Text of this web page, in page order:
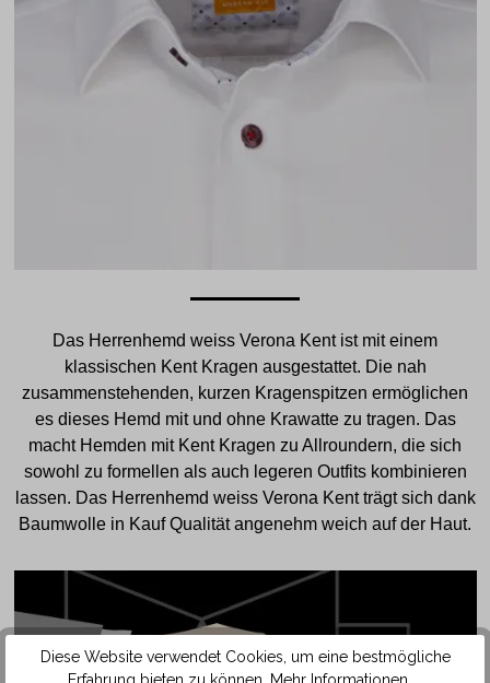
Das Herrenhemd weiss Verona Kent ist mit einem
klassischen Kent Kragen ausgestattet. Die nah
zusammenstehenden, kurzen Kragenspitzen ermöglichen
es dieses Hemd mit und ohne Krawatte zu tragen. Das
macht Hemden mit Kent Kragen zu Allroundern, die sich
sowohl zu formellen als auch legeren Outfits kombinieren
lassen. Das Herrenhemd weiss Verona Kent trägt sich dank
Baumwolle in Kauf Qualität angenehm weich auf der Haut.
Diese Website verwendet Cookies, um eine bestmögliche
Erfahrung bieten zu können. Mehr Informationen ...